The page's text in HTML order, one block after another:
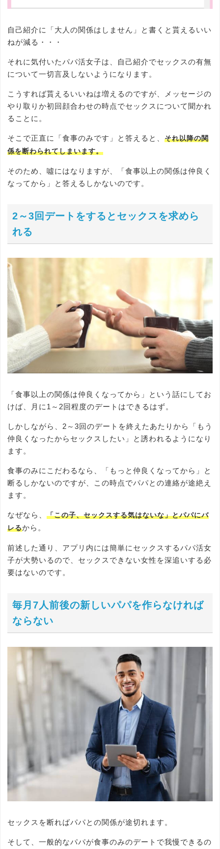
自己紹介に「大人の関係はしません」と書くと貰えるいい
ねが減る・・・
それに気付いたパパ活女子は、自己紹介でセックスの有無
について一切言及しないようになります。
こうすれば貰えるいいねは増えるのですが、メッセージの
やり取りか初回顔合わせの時点でセックスについて聞かれ
ることに。
そこで正直に「食事のみです」と答えると、 それ以降の関
係を断わられてしまいます。
そのため、噓にはなりますが、「食事以上の関係は仲良く
なってから」と答えるしかないのです。
2～3回デートをするとセックスを求めら
れる
「食事以上の関係は仲良くなってから」という話にしてお
けば、月に1～2回程度のデートはできるはず。
しかしながら、2～3回のデートを終えたあたりから「もう
仲良くなったからセックスしたい」と誘われるようになり
ます。
食事のみにこだわるなら、「もっと仲良くなってから」と
断るしかないのですが、この時点でパパとの連絡が途絶え
ます。
なぜなら、 「この子、セックスする気はないな」とパパにバ
レるから。
前述した通り、アプリ内には簡単にセックスするパパ活女
子が大勢いるので、セックスできない女性を深追いする必
要はないのです。
毎月7人前後の新しいパパを作らなければ
ならない
セックスを断ればパパとの関係が途切れます。
そして、一般的なパパが食事のみのデートで我慢できるの